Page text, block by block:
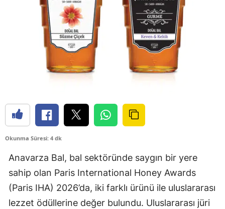
Okunma Süresi: 4 dk
Anavarza Bal, bal sektöründe saygın bir yere
sahip olan Paris International Honey Awards
(Paris IHA) 2026’da, iki farklı ürünü ile uluslararası
lezzet ödüllerine değer bulundu. Uluslararası jüri